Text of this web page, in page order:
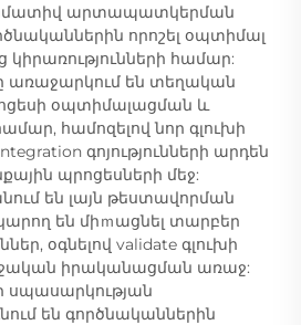
արտապատկերման
որոշել օպտիմալ
կիրառությունների համար:
առաջարկում են տեղական
օպտիմալացման և
համոզելով նոր գլուխի
գոյությունների արդեն
պրոցեսների մեջ:
են լայն թեստավորման
են միｍացնել տարբեր
օգնելով validate գլուխի
իրականացման առաջ:
սպասարկության
են գործնականներին